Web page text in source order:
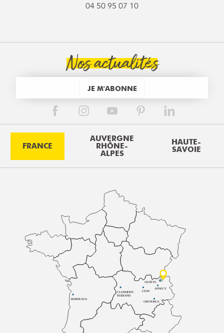
04 50 95 07 10
Nos actualités
JE M'ABONNE
FRANCE
AUVERGNE
RHÔNE-
ALPES
HAUTE-
SAVOIE
BORDEAUX
CLERMONT-
FERRAND
LYON
ANNECY
GRENOBLE
GENÈVE